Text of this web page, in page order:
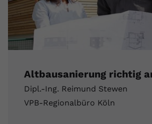
Altbausanierung richtig
Dipl.-Ing. Reimund Stewen
VPB-Regionalbüro Köln